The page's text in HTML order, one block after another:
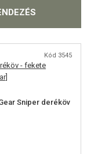
Kód 3545
Sniper deréköv